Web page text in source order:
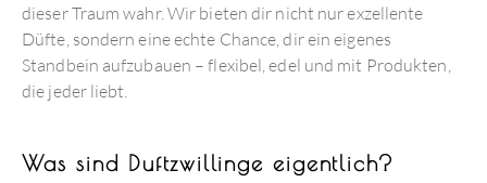
dieser Traum wahr. Wir bieten dir nicht nur exzellente
Düfte, sondern eine echte Chance, dir ein eigenes
Standbein aufzubauen – flexibel, edel und mit Produkten,
die jeder liebt.
Was sind Duftzwillinge eigentlich?